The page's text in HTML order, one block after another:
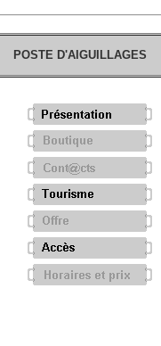
POSTE D'AIGUILLAGES